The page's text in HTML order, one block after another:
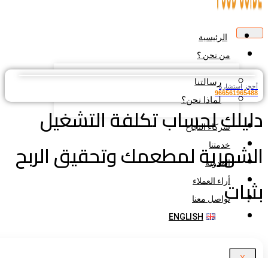
الرئيسية
من نحن ؟
رسالتنا
لماذا نحن؟
شركاء النجاح
خدمتنا
المدونة
أراء العملاء
تواصل معنا
ENGLISH
استشارة
لحساب تكلفة التشغيل
لمطعمك وتحقيق الربح